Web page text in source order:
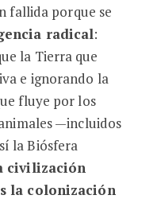
fallida porque se
radical:
la Tierra que
e ignorando la
fluye por los
—incluidos
la Biósfera
civilización
la colonización